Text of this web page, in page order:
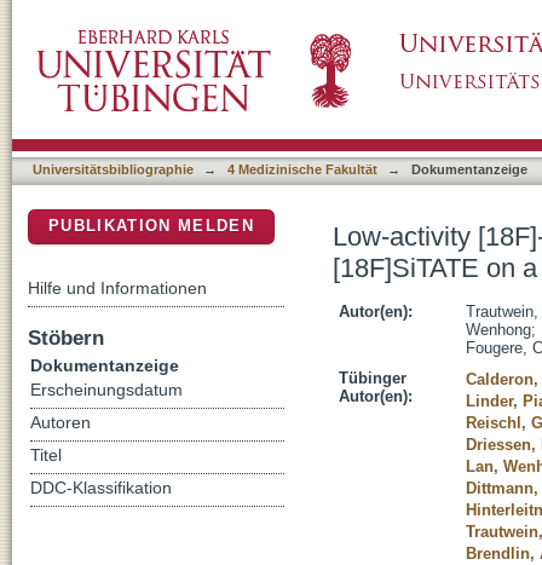
of-view PET/CT scanner
Universitätsbibliographie → 4 Medizinische Fakultät → Dokumentanzeige
Low-activity
[18F]SiTATE on
Autor(en):
Wenhong;
Fougere,
Tübinger
Autor(en):
Linder,
Reischl,
Lan,
Brendlin,
PUBLIKATION MELDEN
Hilfe und Informationen
Stöbern
Dokumentanzeige
Erscheinungsdatum
Autoren
Titel
DDC-Klassifikation